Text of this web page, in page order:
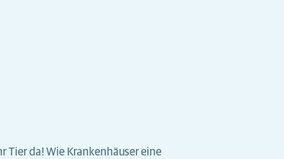
Tier da! Wie Krankenhäuser eine